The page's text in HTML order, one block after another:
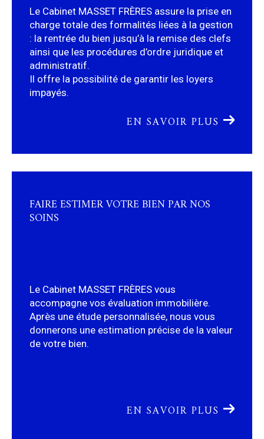
charge totale des formalités liées à la gestion
: la rentrée du bien jusqu’à la remise des clefs
ainsi que les procédures d’ordre juridique et
administratif.
Il offre la possibilité de garantir les loyers
impayés.
SOINS
accompagne vos évaluation immobilière.
Après une étude personnalisée, nous vous
donnerons une estimation précise de la valeur
de votre bien.